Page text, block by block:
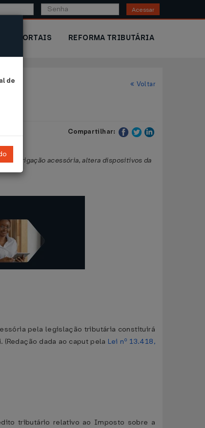
Acessar
PORTAIS REFORMA TRIBUTÁRIA
Voltar
Compartilhar:
obrigação acessória, altera dispositivos da
pela legislação tributária constituirá
dada ao caput pela Lei nº 13.418,
tributário relativo ao Imposto sobre a
de